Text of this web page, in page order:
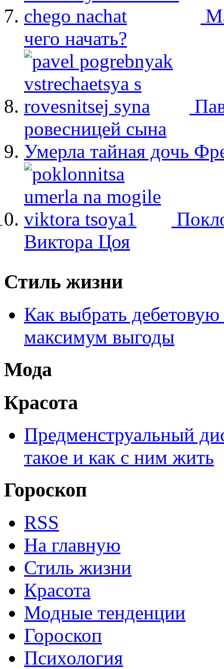
чего начать?
ровесницей сына
Умерла тайная дочь
Виктора Цоя
Стиль жизни
Как выбрать дебетовую
максимум выгоды
Мода
Красота
Предменструальный
такое и как с ним жить
Гороскоп
RSS
На главную
Стиль жизни
Красота
Модные тенденции
Гороскоп
Психология